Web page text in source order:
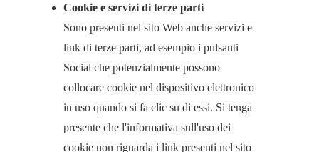
Cookie e servizi di terze parti
Sono presenti nel sito Web anche servizi e
link di terze parti, ad esempio i pulsanti
Social che potenzialmente possono
collocare cookie nel dispositivo elettronico
in uso quando si fa clic su di essi. Si tenga
presente che l'informativa sull'uso dei
cookie non riguarda i link presenti nel sito